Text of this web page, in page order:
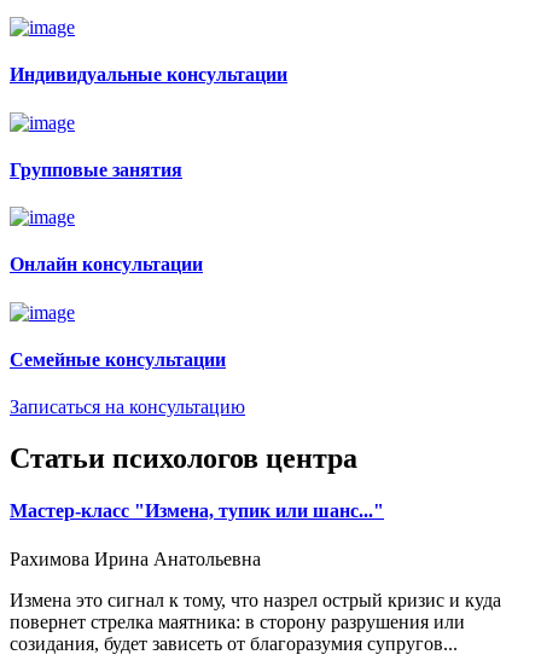
Индивидуальные консультации
Групповые занятия
Онлайн консультации
Семейные консультации
Записаться на консультацию
Статьи психологов центра
Мастер-класс "Измена, тупик или шанс..."
Рахимова Ирина Анатольевна
Измена это сигнал к тому, что назрел острый кризис и куда
повернет стрелка маятника: в сторону разрушения или
созидания, будет зависеть от благоразумия супругов...